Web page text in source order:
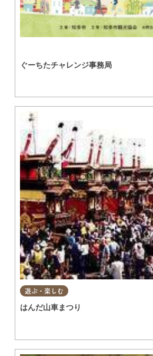
ぐーちたチャレンジ事務局
遊ぶ・楽しむ
はんだ山車まつり